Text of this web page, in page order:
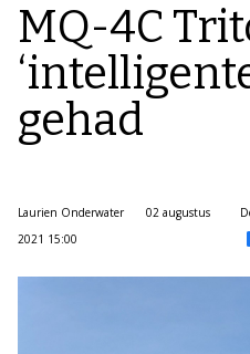
MQ-4C
gehad
Laurien Onderwater
02 augustus
2021 15:00